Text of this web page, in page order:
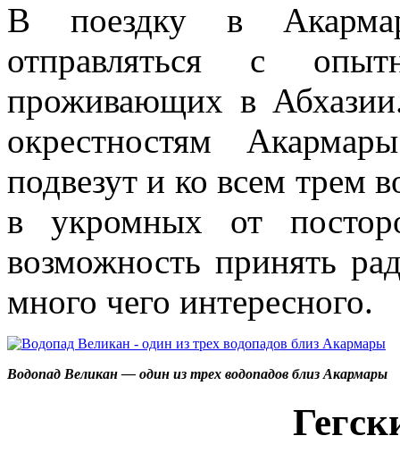
В поездку в
отправляться с
проживающих в
окрестностям
подвезут и ко всем трем
в укромных от
возможность принять
много чего интересного.
Водопад Великан — один из трех водопадов близ Акармары